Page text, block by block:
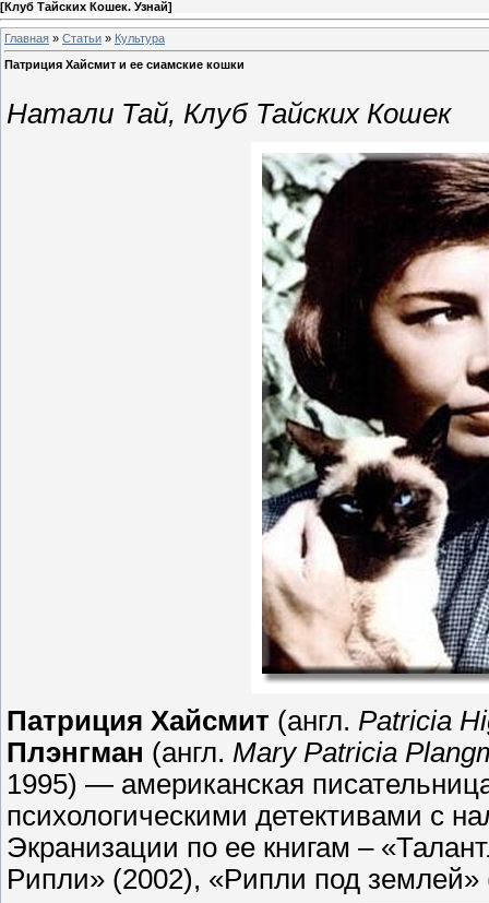
[Клуб Тайских Кошек. Узнай]
Главная » Статьи » Культура
Патриция Хайсмит и ее сиамские кошки
Натали Тай, Клуб Тайских Кошек
Патриция Хайсмит (англ. Patricia
Плэнгман (англ. Mary Patricia
1995) — американская
психологическими детективами с
Экранизации по ее книгам –
Рипли» (2002), «Рипли под землей»